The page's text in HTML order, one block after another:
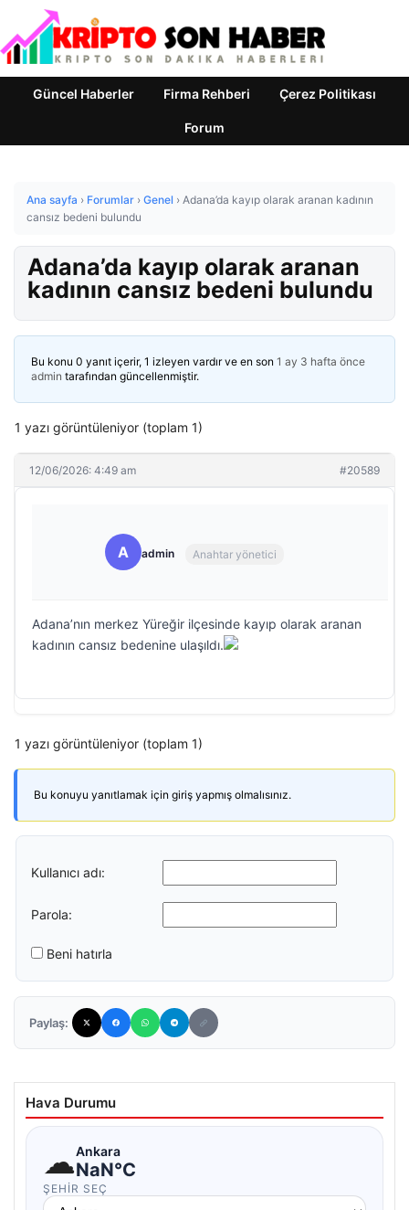
Güncel Haberler Firma Rehberi Çerez Politikası
Forum
Ana sayfa › Forumlar › Genel › Adana’da kayıp olarak aranan kadının
cansız bedeni bulundu
Adana’da kayıp olarak aranan
kadının cansız bedeni bulundu
Bu konu 0 yanıt içerir, 1 izleyen vardır ve en son 1 ay 3 hafta önce
admin tarafından güncellenmiştir.
1 yazı görüntüleniyor (toplam 1)
12/06/2026: 4:49 am #20589
A admin Anahtar yönetici
Adana’nın merkez Yüreğir ilçesinde kayıp olarak aranan
kadının cansız bedenine ulaşıldı.
1 yazı görüntüleniyor (toplam 1)
Bu konuyu yanıtlamak için giriş yapmış olmalısınız.
Kullanıcı adı:
Parola:
Beni hatırla
Paylaş:
Hava Durumu
☁Ankara
NaN°C
ŞEHIR SEÇ